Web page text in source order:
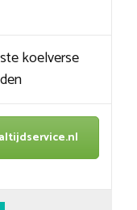
koelverse